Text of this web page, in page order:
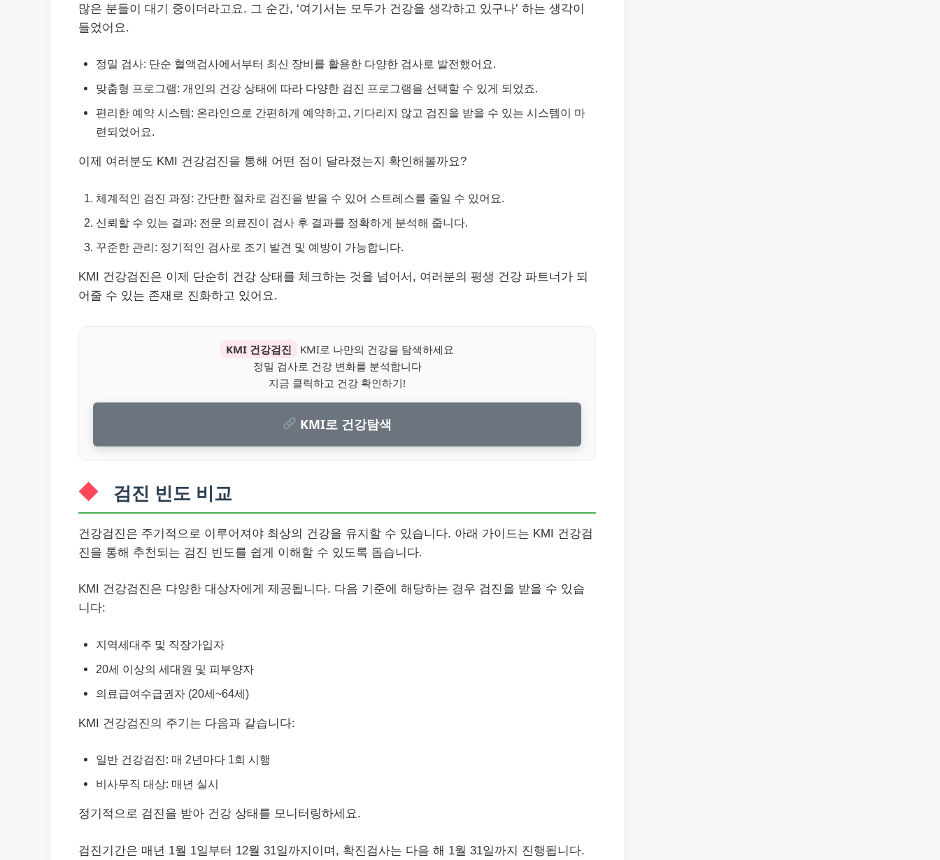
많은 분들이 대기 중이더라고요. 그 순간, ‘여기서는 모두가 건강을 생각하고 있구나’ 하는 생각이
들었어요.
정밀 검사: 단순 혈액검사에서부터 최신 장비를 활용한 다양한 검사로 발전했어요.
맞춤형 프로그램: 개인의 건강 상태에 따라 다양한 검진 프로그램을 선택할 수 있게 되었죠.
편리한 예약 시스템: 온라인으로 간편하게 예약하고, 기다리지 않고 검진을 받을 수 있는 시스템이 마
련되었어요.
이제 여러분도 KMI 건강검진을 통해 어떤 점이 달라졌는지 확인해볼까요?
체계적인 검진 과정: 간단한 절차로 검진을 받을 수 있어 스트레스를 줄일 수 있어요.
신뢰할 수 있는 결과: 전문 의료진이 검사 후 결과를 정확하게 분석해 줍니다.
꾸준한 관리: 정기적인 검사로 조기 발견 및 예방이 가능합니다.
KMI 건강검진은 이제 단순히 건강 상태를 체크하는 것을 넘어서, 여러분의 평생 건강 파트너가 되
어줄 수 있는 존재로 진화하고 있어요.
KMI 건강검진
KMI로 나만의 건강을 탐색하세요
정밀 검사로 건강 변화를 분석합니다
지금 클릭하고 건강 확인하기!
KMI로 건강탐색
검진 빈도 비교
건강검진은 주기적으로 이루어져야 최상의 건강을 유지할 수 있습니다. 아래 가이드는 KMI 건강검
진을 통해 추천되는 검진 빈도를 쉽게 이해할 수 있도록 돕습니다.
KMI 건강검진은 다양한 대상자에게 제공됩니다. 다음 기준에 해당하는 경우 검진을 받을 수 있습
니다:
지역세대주 및 직장가입자
20세 이상의 세대원 및 피부양자
의료급여수급권자 (20세~64세)
KMI 건강검진의 주기는 다음과 같습니다:
일반 건강검진: 매 2년마다 1회 시행
비사무직 대상: 매년 실시
정기적으로 검진을 받아 건강 상태를 모니터링하세요.
검진기간은 매년 1월 1일부터 12월 31일까지이며, 확진검사는 다음 해 1월 31일까지 진행됩니다.